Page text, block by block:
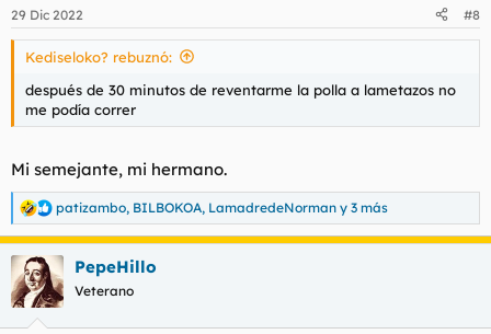
29 Dic 2022 #8
Kediseloko? rebuznó:
después de 30 minutos de reventarme la polla a lametazos no
me podía correr
Mi semejante, mi hermano.
R
e
a
c
c
i
patizambo, BILBOKOA, LamadredeNorman y 3 más
PepeHillo
Veterano